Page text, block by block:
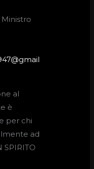
al
è
per chi
ad
SPIRITO